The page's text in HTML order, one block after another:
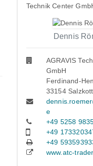
Technik Center
Dennis
AGRAVIS
GmbH
Ferdinand-
33154
e
+49 5258
+49
+49
www.atc-